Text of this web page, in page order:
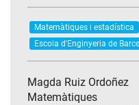
Matemàtiques i estadística
Escola d'Enginyeria de
Magda Ruiz Ordoñez
Matemàtiques